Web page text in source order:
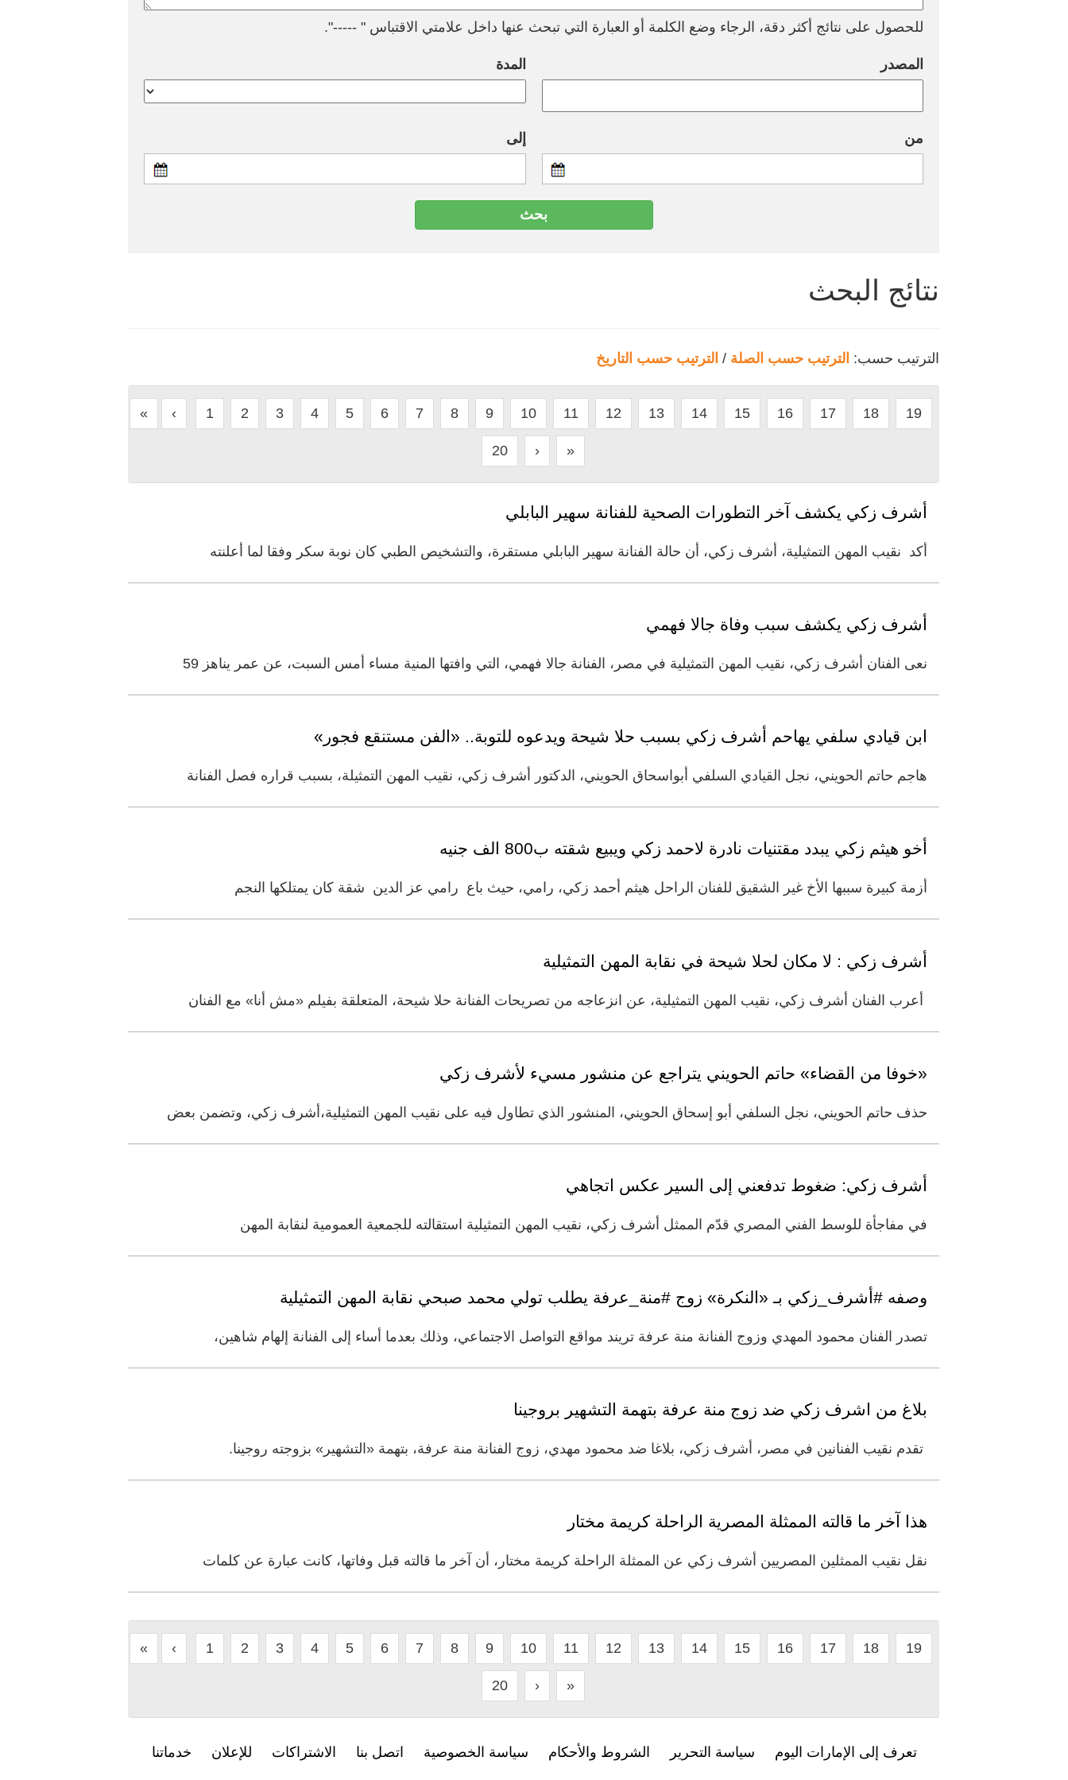
للحصول على نتائج أكثر دقة، الرجاء وضع الكلمة أو العبارة التي تبحث عنها داخل علامتي الاقتباس " -----".
المصدر المدة
من إلى
نتائج البحث
الترتيب حسب: الترتيب حسب الصلة / الترتيب حسب التاريخ
« ‹ 1 2 3 4 5 6 7 8 9 10 11 12 13 14 15 16 17 18 19
20 › »
أشرف زكي يكشف آخر التطورات الصحية للفنانة سهير البابلي
أكد نقيب المهن التمثيلية، أشرف زكي، أن حالة الفنانة سهير البابلي مستقرة، والتشخيص الطبي كان نوبة سكر وفقا لما أعلنته
أشرف زكي يكشف سبب وفاة جالا فهمي
نعى الفنان أشرف زكي، نقيب المهن التمثيلية في مصر، الفنانة جالا فهمي، التي وافتها المنية مساء أمس السبت، عن عمر يناهز 59
ابن قيادي سلفي يهاحم أشرف زكي بسبب حلا شيحة ويدعوه للتوبة.. «الفن مستنقع فجور»
هاجم حاتم الحويني، نجل القيادي السلفي أبواسحاق الحويني، الدكتور أشرف زكي، نقيب المهن التمثيلة، بسبب قراره فصل الفنانة
أخو هيثم زكي يبدد مقتنيات نادرة لاحمد زكي ويبيع شقته ب800 الف جنيه
أزمة كبيرة سببها الأخ غير الشقيق للفنان الراحل هيثم أحمد زكي، رامي، حيث باع رامي عز الدين شقة كان يمتلكها النجم
أشرف زكي : لا مكان لحلا شيحة في نقابة المهن التمثيلية
أعرب الفنان أشرف زكي، نقيب المهن التمثيلية، عن انزعاجه من تصريحات الفنانة حلا شيحة، المتعلقة بفيلم «مش أنا» مع الفنان
«خوفا من القضاء» حاتم الحويني يتراجع عن منشور مسيء لأشرف زكي
حذف حاتم الحويني، نجل السلفي أبو إسحاق الحويني، المنشور الذي تطاول فيه على نقيب المهن التمثيلية،أشرف زكي، وتضمن بعض
أشرف زكي: ضغوط تدفعني إلى السير عكس اتجاهي
في مفاجأة للوسط الفني المصري قدّم الممثل أشرف زكي، نقيب المهن التمثيلية استقالته للجمعية العمومية لنقابة المهن
وصفه #أشرف_زكي بـ «النكرة» زوج #منة_عرفة يطلب تولي محمد صبحي نقابة المهن التمثيلية
تصدر الفنان محمود المهدي وزوج الفنانة منة عرفة تريند مواقع التواصل الاجتماعي، وذلك بعدما أساء إلى الفنانة إلهام شاهين،
بلاغ من اشرف زكي ضد زوج منة عرفة بتهمة التشهير بروجينا
تقدم نقيب الفنانين في مصر، أشرف زكي، بلاغا ضد محمود مهدي، زوج الفنانة منة عرفة، بتهمة «التشهير» بزوجته روجينا.
هذا آخر ما قالته الممثلة المصرية الراحلة كريمة مختار
نقل نقيب الممثلين المصريين أشرف زكي عن الممثلة الراحلة كريمة مختار، أن آخر ما قالته قبل وفاتها، كانت عبارة عن كلمات
« ‹ 1 2 3 4 5 6 7 8 9 10 11 12 13 14 15 16 17 18 19
20 › »
تعرف إلى الإمارات اليوم سياسة التحرير الشروط والأحكام سياسة الخصوصية اتصل بنا الاشتراكات للإعلان خدماتنا